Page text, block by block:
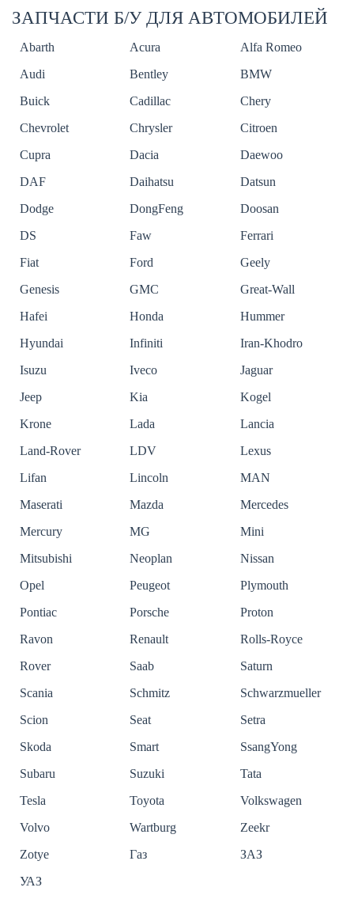
ЗАПЧАСТИ Б/У ДЛЯ АВТОМОБИЛЕЙ
Abarth Acura
Alfa Romeo
Audi
Bentley
BMW
Buick
Cadillac
Chery
Chevrolet
Chrysler
Citroen
Cupra
Dacia
Daewoo
DAF
Daihatsu
Datsun
Dodge
DongFeng
Doosan
DS
Faw
Ferrari
Fiat
Ford
Geely
Genesis
GMC
Great-Wall
Hafei
Honda
Hummer
Hyundai
Infiniti
Iran-Khodro
Isuzu
Iveco
Jaguar
Jeep
Kia
Kogel
Krone
Lada
Lancia
Land-Rover
LDV
Lexus
Lifan
Lincoln
MAN
Maserati
Mazda
Mercedes
Mercury
MG
Mini
Mitsubishi
Neoplan
Nissan
Opel
Peugeot
Plymouth
Pontiac
Porsche
Proton
Ravon
Renault
Rolls-Royce
Rover
Saab
Saturn
Scania
Schmitz
Schwarzmueller
Scion
Seat
Setra
Skoda
Smart
SsangYong
Subaru
Suzuki
Tata
Tesla
Toyota
Volkswagen
Volvo
Wartburg
Zeekr
Zotye
Газ
ЗАЗ
УАЗ